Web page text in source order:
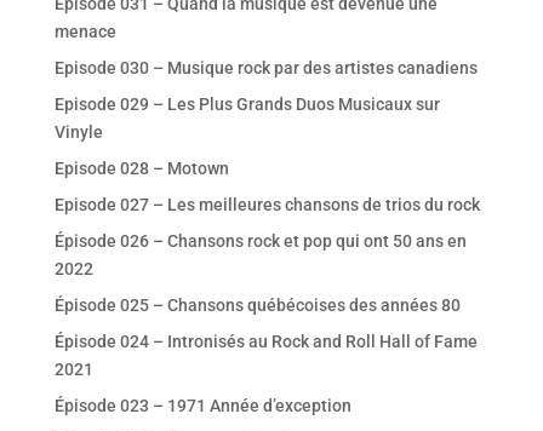
Episode 031 – Quand la musique est devenue une
menace
Episode 030 – Musique rock par des artistes canadiens
Episode 029 – Les Plus Grands Duos Musicaux sur
Vinyle
Episode 028 – Motown
Episode 027 – Les meilleures chansons de trios du rock
Épisode 026 – Chansons rock et pop qui ont 50 ans en
2022
Épisode 025 – Chansons québécoises des années 80
Épisode 024 – Intronisés au Rock and Roll Hall of Fame
2021
Épisode 023 – 1971 Année d’exception